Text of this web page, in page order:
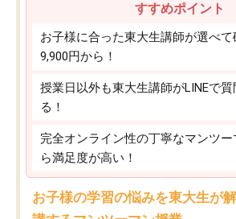
すすめポイント
お子様に合った東大生講師が選べ
9,900円から！
授業日以外も東大生講師がLINEで
る！
完全オンライン性の丁寧なマンツ
ら満足度が高い！
お子様の学習の悩みを東大生が